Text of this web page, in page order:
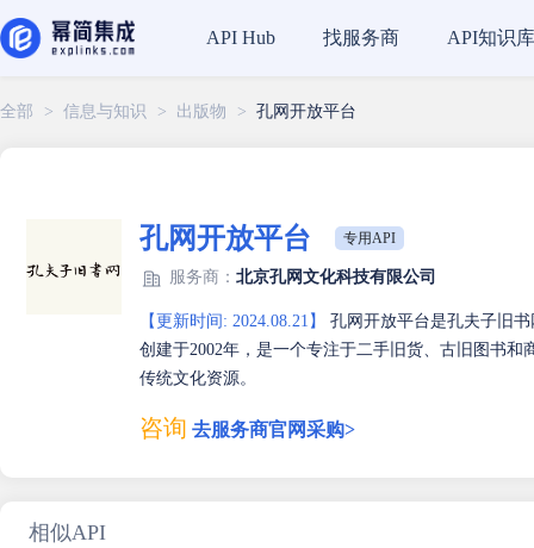
API Hub 找服务商 API知识库
全部 > 信息与知识 > 出版物 > 孔网开放平台
孔网开放平台 专用API
服务商： 北京孔网文化科技有限公司
【更新时间: 2024.08.21】
孔网开放平台是孔夫子旧
创建于2002年，是一个专注于二手旧货、古旧图书
传统文化资源。
咨询 去服务商官网采购>
相似API